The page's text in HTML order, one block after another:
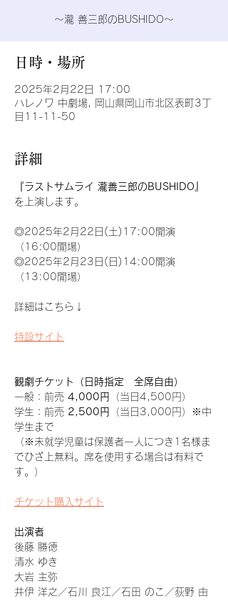
〜瀧 善三郎のBUSHIDO〜
日時・場所
2025年2月22日 17:00
ハレノワ 中劇場, 岡山県岡山市北区表町3丁
目11-11-50
詳細
『ラストサムライ 瀧善三郎のBUSHIDO』
を上演します。
◎2025年2月22日(土)17:00開演
（16:00開場）
◎2025年2月23日(日)14:00開演
（13:00開場）
詳細はこちら↓
特設サイト
観劇チケット（日時指定　全席自由）
一般：前売 4,000円
（当日4,500円）
学生：前売 2,500円
（当日3,000円）※中
学生まで
（※未就学児童は保護者一人につき1名様ま
でひざ上無料。席を使用する場合は有料で
す。）
チケット購入サイト
出演者
後藤 勝徳
清水 ゆき
大岩 主弥
井伊 洋之／石川 良江／石田 のこ／荻野 由